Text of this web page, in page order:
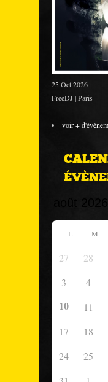
25 Oct 2026
FreeDJ | Paris
voir +
L M
27 28
3
4
10 11
17
18
24
25